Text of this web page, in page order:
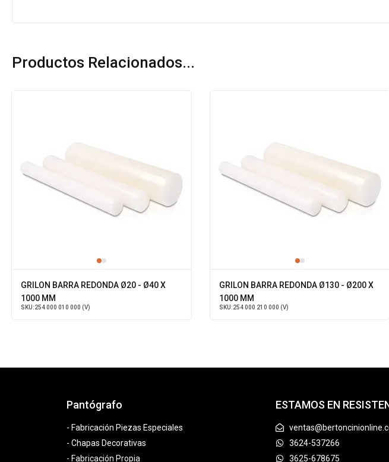
Productos Relacionados...
GRILON BARRA REDONDA Ø20 - Ø40 X
1000 MM
SKU:254 000 010 000 (V)
GRILON BARRA REDONDA Ø130 - Ø200 X
1000 MM
SKU:254 000 210 000 (V)
Pantógrafo
- Fabricación Piezas Especiales
- Chapas Decorativas
- Fabricación Propia
ESTAMOS EN
3624-537266
3625-678675